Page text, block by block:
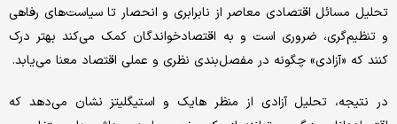
تحلیل مسائل اقتصادی معاصر از نابرابری و انحصار تا سیاست‌های رفاهی
و تنظیم‌گری، ضروری است و به اقتصادخواندگان کمک می‌کند بهتر درک
کنند که «آزادی» چگونه در مفصل‌بندی نظری و عملی اقتصاد معنا می‌یابد.
در نتیجه، تحلیل آزادی از منظر‌ هایک و استیگلیتز نشان می‌دهد که